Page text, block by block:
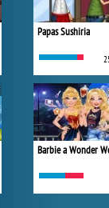
Papas Sushiria